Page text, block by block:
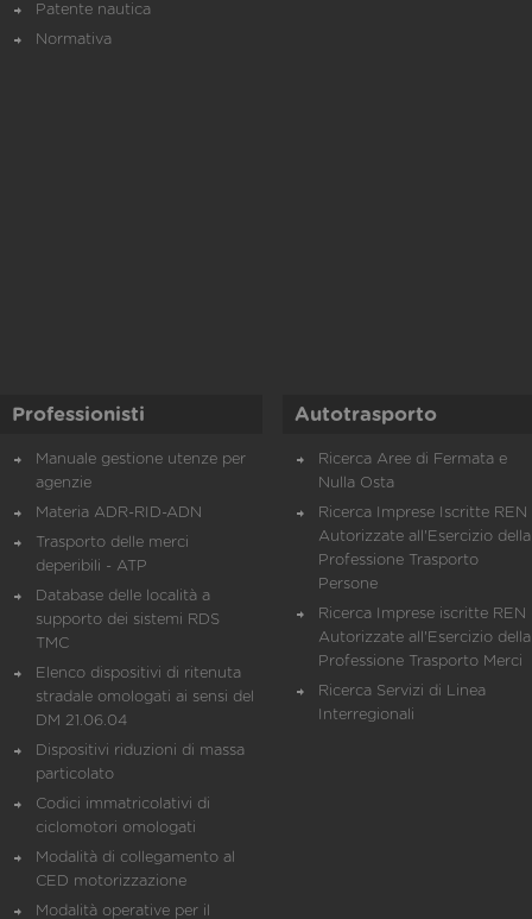
Patente nautica
Normativa
Professionisti
Manuale gestione utenze per
agenzie
Materia ADR-RID-ADN
Trasporto delle merci
deperibili - ATP
Database delle località a
supporto dei sistemi RDS
TMC
Elenco dispositivi di ritenuta
stradale omologati ai sensi del
DM 21.06.04
Dispositivi riduzioni di massa
particolato
Codici immatricolativi di
ciclomotori omologati
Modalità di collegamento al
CED motorizzazione
Modalità operative per il
Autotrasporto
Ricerca Aree di Fermata e
Nulla Osta
Ricerca Imprese Iscritte REN
Autorizzate all'Esercizio della
Professione Trasporto
Persone
Ricerca Imprese iscritte REN
Autorizzate all'Esercizio della
Professione Trasporto Merci
Ricerca Servizi di Linea
Interregionali